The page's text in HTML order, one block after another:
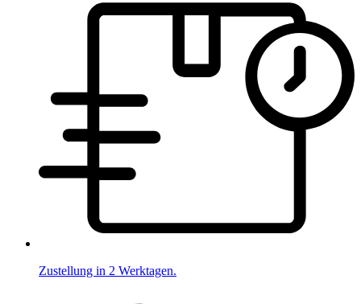
Zustellung in 2 Werktagen.